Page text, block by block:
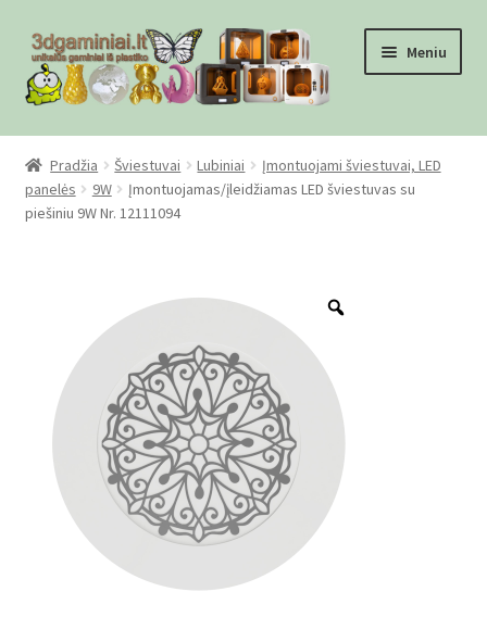
Pereiti
prie
meniu
Pereiti
prie
turinio
Meniu
Pradžia
Checkout
Mūsų partneriai
Pirkimo-pardavimo taisyklės
Privatumo politika
Atsiskaitymo informacija
Prekių pristatymo taisyklės
Pradžia Šviestuvai Lubiniai
Įmontuojami šviestuvai, LED
panelės
9W
Įmontuojamas/įleidžiamas LED šviestuvas su
piešiniu 9W Nr. 12111094